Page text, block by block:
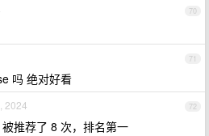
70
71
吗 绝对好看
72
2024
推荐了 8 次，排名第一